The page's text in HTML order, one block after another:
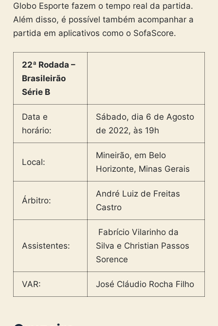
Globo Esporte fazem o tempo real da partida.
Além disso, é possível também acompanhar a
partida em aplicativos como o SofaScore.
22ª Rodada –
Brasileirão
Série B
Data e
horário:
Sábado, dia 6 de Agosto
de 2022, às 19h
Local:
Mineirão, em Belo
Horizonte, Minas Gerais
Árbitro:
André Luiz de Freitas
Castro
Assistentes:
Fabrício Vilarinho da
Silva e Christian Passos
Sorence
VAR: José Cláudio Rocha Filho